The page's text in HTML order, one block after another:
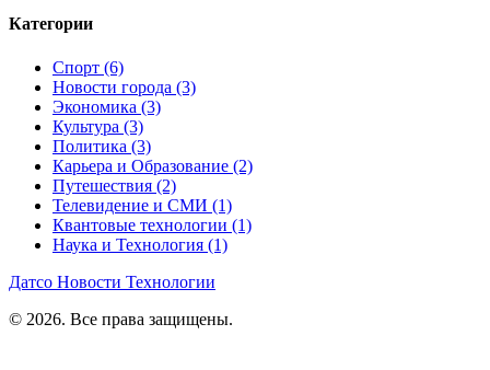
Категории
Спорт (6)
Новости города (3)
Экономика (3)
Культура (3)
Политика (3)
Карьера и Образование (2)
Путешествия (2)
Телевидение и СМИ (1)
Квантовые технологии (1)
Наука и Технология (1)
Датсо Новости Технологии
© 2026. Все права защищены.